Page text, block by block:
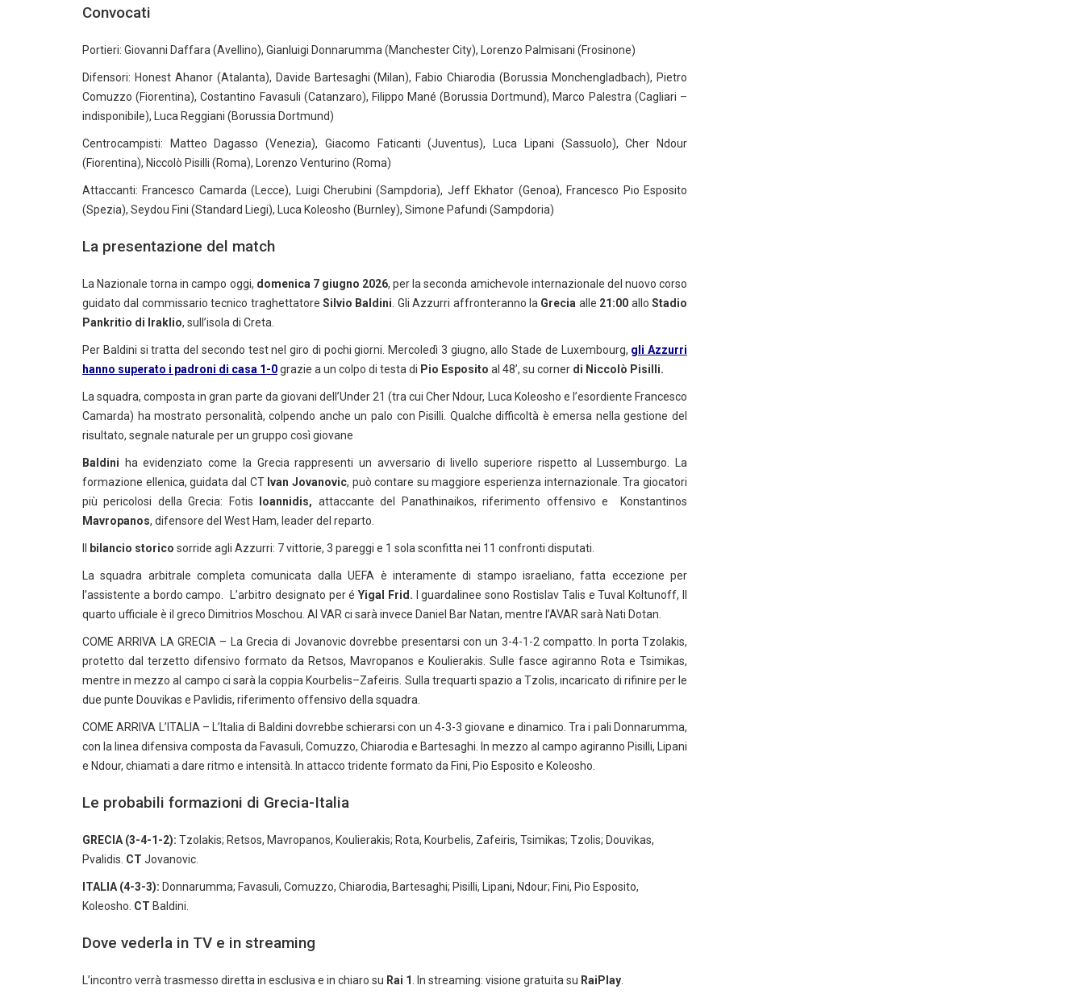
Convocati
Portieri: Giovanni Daffara (Avellino), Gianluigi Donnarumma (Manchester City), Lorenzo Palmisani (Frosinone)
Difensori: Honest Ahanor (Atalanta), Davide Bartesaghi (Milan), Fabio Chiarodia (Borussia Monchengladbach), Pietro
Comuzzo (Fiorentina), Costantino Favasuli (Catanzaro), Filippo Mané (Borussia Dortmund), Marco Palestra (Cagliari –
indisponibile), Luca Reggiani (Borussia Dortmund)
Centrocampisti: Matteo Dagasso (Venezia), Giacomo Faticanti (Juventus), Luca Lipani (Sassuolo), Cher Ndour
(Fiorentina), Niccolò Pisilli (Roma), Lorenzo Venturino (Roma)
Attaccanti: Francesco Camarda (Lecce), Luigi Cherubini (Sampdoria), Jeff Ekhator (Genoa), Francesco Pio Esposito
(Spezia), Seydou Fini (Standard Liegi), Luca Koleosho (Burnley), Simone Pafundi (Sampdoria)
La presentazione del match
La Nazionale torna in campo oggi, domenica 7 giugno 2026, per la seconda amichevole internazionale del nuovo corso
guidato dal commissario tecnico traghettatore Silvio Baldini . Gli Azzurri affronteranno la Grecia alle 21:00 alloStadio
Pankritio di Iraklio, sull’isola di Creta.
Per Baldini si tratta del secondo test nel giro di pochi giorni. Mercoledì 3 giugno, allo Stade de Luxembourg, gli Azzurri
hanno superato i padroni di casa 1-0grazie a un colpo di testa di Pio Esposito al 48’, su corner di Niccolò Pisilli.
La squadra, composta in gran parte da giovani dell’Under 21 (tra cui Cher Ndour, Luca Koleosho e l’esordiente Francesco
Camarda) ha mostrato personalità, colpendo anche un palo con Pisilli. Qualche difficoltà è emersa nella gestione del
risultato, segnale naturale per un gruppo così giovane
Baldini ha evidenziato come la Grecia rappresenti un avversario di livello superiore rispetto al Lussemburgo. La
formazione ellenica, guidata dal CT Ivan Jovanovic, può contare su maggiore esperienza internazionale. Tra giocatori
più pericolosi della Grecia: Fotis
Ioannidis, attaccante del Panathinaikos, riferimento offensivo e Konstantinos
Mavropanos, difensore del West Ham, leader del reparto.
bilancio storico sorride agli Azzurri: 7 vittorie, 3 pareggi e 1 sola sconfitta nei 11 confronti disputati.
La squadra arbitrale completa comunicata dalla UEFA è interamente di stampo israeliano, fatta eccezione per
l’assistente a bordo campo. L’arbitro designato per éYigal Frid.
I guardalinee sono Rostislav Talis e Tuval Koltunoff, Il
quarto ufficiale è il greco Dimitrios Moschou. Al VAR ci sarà invece Daniel Bar Natan, mentre l’AVAR sarà Nati Dotan.
COME ARRIVA LA GRECIA – La Grecia di Jovanovic dovrebbe presentarsi con un 3-4-1-2 compatto. In porta Tzolakis,
protetto dal terzetto difensivo formato da Retsos, Mavropanos e Koulierakis. Sulle fasce agiranno Rota e Tsimikas,
mentre in mezzo al campo ci sarà la coppia Kourbelis–Zafeiris. Sulla trequarti spazio a Tzolis, incaricato di rifinire per le
due punte Douvikas e Pavlidis, riferimento offensivo della squadra.
COME ARRIVA L’ITALIA – L’Italia di Baldini dovrebbe schierarsi con un 4-3-3 giovane e dinamico. Tra i pali Donnarumma,
con la linea difensiva composta da Favasuli, Comuzzo, Chiarodia e Bartesaghi. In mezzo al campo agiranno Pisilli, Lipani
e Ndour, chiamati a dare ritmo e intensità. In attacco tridente formato da Fini, Pio Esposito e Koleosho.
Le probabili formazioni di Grecia-Italia
GRECIA (3-4-1-2): Tzolakis; Retsos, Mavropanos, Koulierakis; Rota, Kourbelis, Zafeiris, Tsimikas; Tzolis; Douvikas,
Pvalidis. CT Jovanovic.
ITALIA (4-3-3): Donnarumma; Favasuli, Comuzzo, Chiarodia, Bartesaghi; Pisilli, Lipani, Ndour; Fini, Pio Esposito,
Koleosho. CT Baldini.
Dove vederla in TV e in streaming
L’incontro verrà trasmesso diretta in esclusiva e in chiaro su Rai 1 . In streaming: visione gratuita su RaiPlay